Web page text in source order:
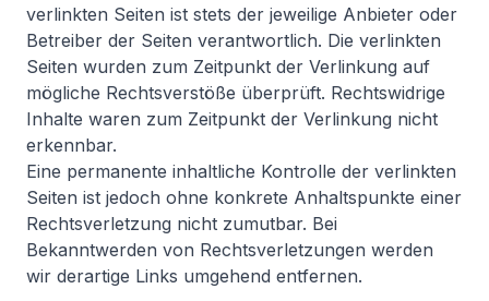
verlinkten Seiten ist stets der jeweilige Anbieter oder
Betreiber der Seiten verantwortlich. Die verlinkten
Seiten wurden zum Zeitpunkt der Verlinkung auf
mögliche Rechtsverstöße überprüft. Rechtswidrige
Inhalte waren zum Zeitpunkt der Verlinkung nicht
erkennbar.
Eine permanente inhaltliche Kontrolle der verlinkten
Seiten ist jedoch ohne konkrete Anhaltspunkte einer
Rechtsverletzung nicht zumutbar. Bei
Bekanntwerden von Rechtsverletzungen werden
wir derartige Links umgehend entfernen.